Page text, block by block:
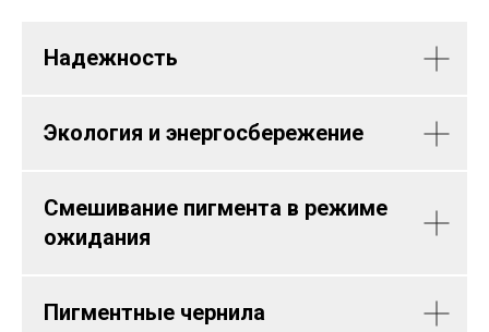
Надежность
Экология и энергосбережение
Смешивание пигмента в режиме
ожидания
Пигментные чернила